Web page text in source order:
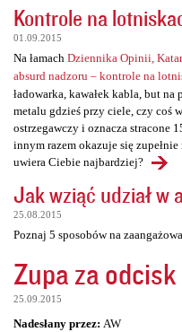
Kontrole na
01.09.2015
Na łamach Dziennika Opinii,
absurd nadzoru – kontrole na
ładowarka, kawałek kabla, but na
metalu gdzieś przy ciele, czy coś
ostrzegawczy i oznacza stracone
innym razem okazuje się
uwiera Ciebie najbardziej?
Jak wziąć udział w
25.08.2015
Poznaj 5 sposobów na
Zupa za
25.09.2015
Nadesłany przez: AW